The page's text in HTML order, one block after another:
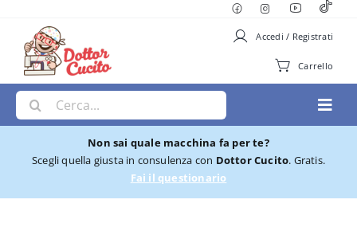
contenuto
Accedi / Registrati
Carrello
Cerca
per:
Macchine per Cucire
Ricamatrici
Non sai quale macchina fa per te?
Scegli quella giusta in consulenza con Dottor Cucito. Gratis.
Fai il questionario